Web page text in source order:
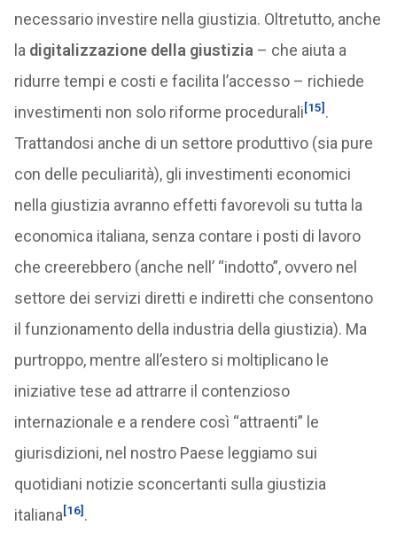
necessario investire nella giustizia. Oltretutto, anche
la digitalizzazione della giustizia – che aiuta a
ridurre tempi e costi e facilita l’accesso – richiede
investimenti non solo riforme procedurali[15] .
Trattandosi anche di un settore produttivo (sia pure
con delle peculiarità), gli investimenti economici
nella giustizia avranno effetti favorevoli su tutta la
economica italiana, senza contare i posti di lavoro
che creerebbero (anche nell’ “indotto”, ovvero nel
settore dei servizi diretti e indiretti che consentono
il funzionamento della industria della giustizia). Ma
purtroppo, mentre all’estero si moltiplicano le
iniziative tese ad attrarre il contenzioso
internazionale e a rendere così “attraenti” le
giurisdizioni, nel nostro Paese leggiamo sui
quotidiani notizie sconcertanti sulla giustizia
italiana[16] .